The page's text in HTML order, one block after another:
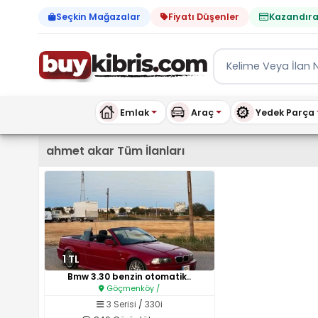
Seçkin Mağazalar Fiyatı Düşenler
Emlak Araç Yedek Parça
Kıbrıs İlan Platformu |
ahmet akar Tüm İlanları
1 TL
Bmw 3.30 benzin otomatik..
Göçmenköy /
3 Serisi / 330i